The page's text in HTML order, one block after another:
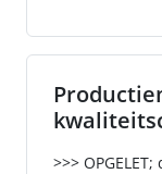
>>>